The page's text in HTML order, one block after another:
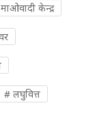
केन्द्र
# लघुवित्त